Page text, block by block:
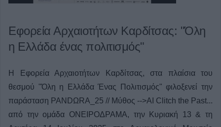
Εφορεία Αρχαιοτήτων Καρδίτσας: "Όλη
η Ελλάδα ένας πολιτισμός"
Η Εφορεία Αρχαιοτήτων Καρδίτσας, στα πλαίσια του
θεσμού "Όλη η Ελλάδα Ένας Πολιτισμός" φιλοξενεί την
παράσταση PANDΩRA_25 // Μύθος -->ΑΙ Clitch the Past...
από την ομάδα ΟΝΕΙΡΟΔΡΑΜΑ, την Κυριακή 13 & τη